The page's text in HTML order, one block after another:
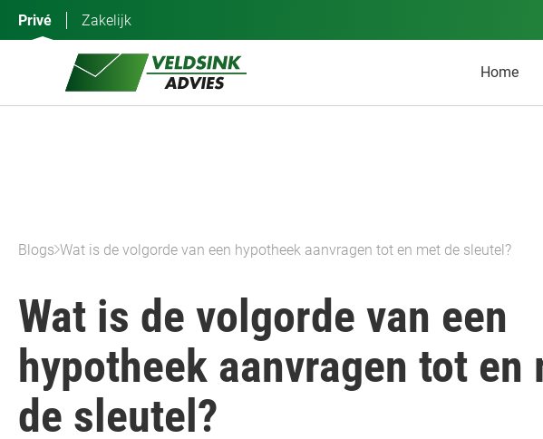
Privé Zakelijk
Home
Blogs Wat is de volgorde van een hypotheek aanvragen tot en met de sleutel?
Wat is de volgorde van een
hypotheek aanvragen tot en
de sleutel?